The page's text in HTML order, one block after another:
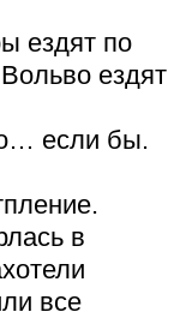
ездят по
ездят
если бы.
в
все